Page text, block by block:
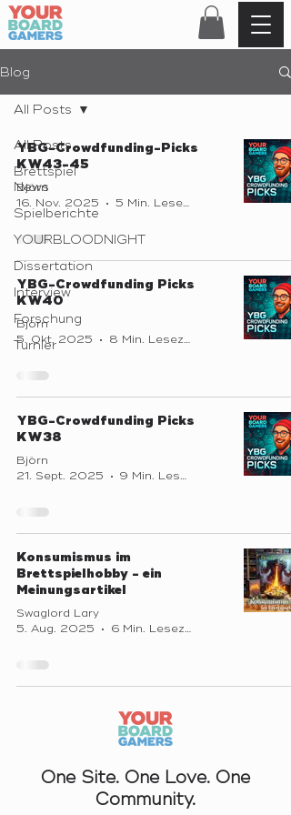
Blog
All Posts
Brettspiel
News
Spielberichte
YOURBLOODNIGHT
Dissertation
Interview
Forschung
Turnier
All Posts
YBG-Crowdfunding-Picks
KW43-45
Björn
16. Nov. 2025
5 Min. Lesezeit
YBG-Crowdfunding Picks
KW40
Björn
5. Okt. 2025
8 Min. Lesezeit
YBG-Crowdfunding Picks
KW38
Björn
21. Sept. 2025
9 Min. Lesezeit
Konsumismus im
Brettspielhobby - ein
Meinungsartikel
Swaglord Lary
5. Aug. 2025
6 Min. Lesezeit
One Site. One Love. One
Community.